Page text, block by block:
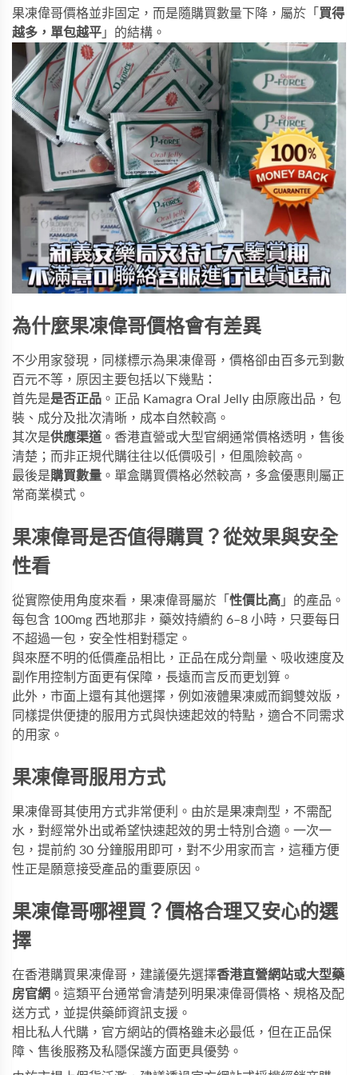
果凍偉哥價格並非固定，而是隨購買數量下降，屬於「 買得
越多，單包越平 」的結構。
為什麼果凍偉哥價格會有差異
不少用家發現，同樣標示為果凍偉哥，價格卻由百多元到數
百元不等，原因主要包括以下幾點：
首先是是否正品 。正品 Kamagra Oral Jelly 由原廠出品，包
裝、成分及批次清晰，成本自然較高。
其次是供應渠道 。香港直營或大型官網通常價格透明，售後
清楚；而非正規代購往往以低價吸引，但風險較高。
最後是購買數量 。單盒購買價格必然較高，多盒優惠則屬正
常商業模式。
果凍偉哥是否值得購買？從效果與安全
性看
從實際使用角度來看，果凍偉哥屬於「 性價比高 」的產品。
每包含 100mg 西地那非，藥效持續約 6–8 小時，只要每日
不超過一包，安全性相對穩定。
與來歷不明的低價產品相比，正品在成分劑量、吸收速度及
副作用控制方面更有保障，長遠而言反而更划算。
此外，市面上還有其他選擇，例如 液體果凍威而鋼雙效版 ，
同樣提供便捷的服用方式與快速起效的特點，適合不同需求
的用家。
果凍偉哥服用方式
果凍偉哥其使用方式非常便利。由於是果凍劑型，不需配
水，對經常外出或希望快速起效的男士特別合適。一次一
包，提前約 30 分鐘服用即可，對不少用家而言，這種方便
性正是願意接受產品的重要原因。
果凍偉哥哪裡買？價格合理又安心的選
擇
在香港購買果凍偉哥，建議優先選擇香港直營網站或大型藥
房官網 。這類平台通常會清楚列明果凍偉哥價格、規格及配
送方式，並提供藥師資訊支援。
相比私人代購，官方網站的價格雖未必最低，但在正品保
障、售後服務及私隱保護方面更具優勢。